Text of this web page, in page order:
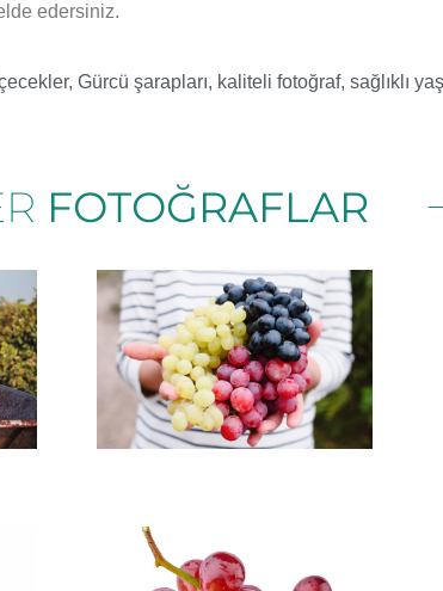
edersiniz.
, Gürcü şarapları, kaliteli fotoğraf, sağlıklı
FOTOĞRAFLAR